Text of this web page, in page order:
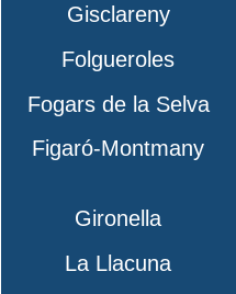
Gisclareny
Folgueroles
Fogars de la Selva
Figaró-Montmany
Gironella
La Llacuna